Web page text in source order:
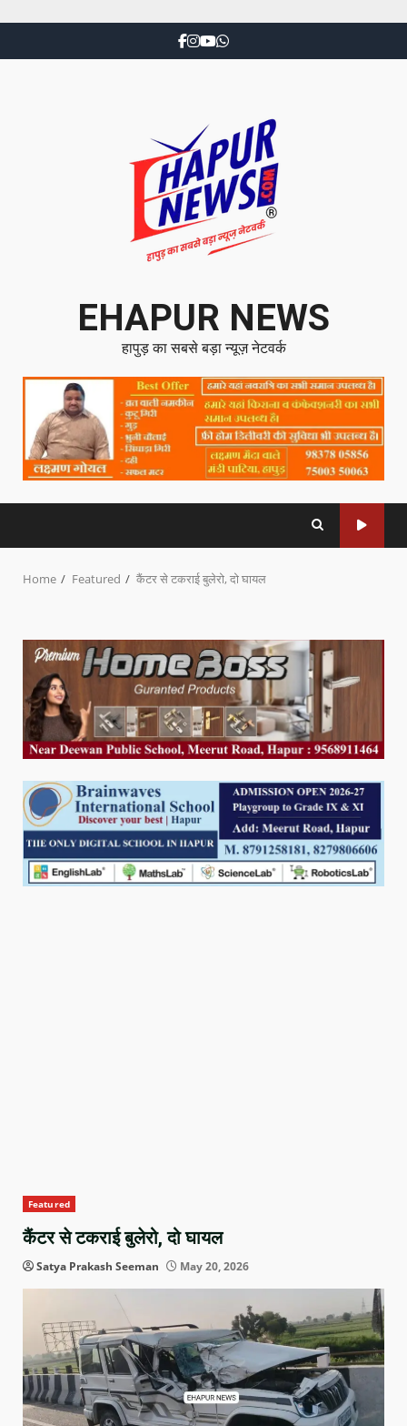
EHAPUR NEWS
हापुड़ का सबसे बड़ा न्यूज़ नेटवर्क
Home Featured कैंटर से टकराई बुलेरो, दो घायल
Featured
कैंटर से टकराई बुलेरो, दो घायल
Satya Prakash Seeman May 20, 2026